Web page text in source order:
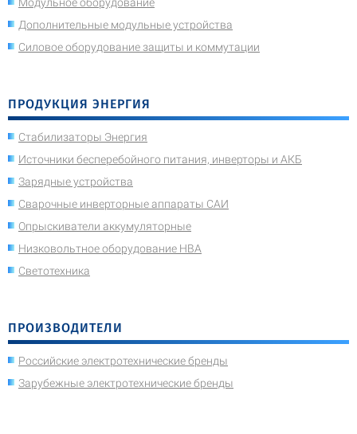
Модульное оборудование
Дополнительные модульные устройства
Силовое оборудование защиты и коммутации
ПРОДУКЦИЯ ЭНЕРГИЯ
Стабилизаторы Энергия
Источники бесперебойного питания, инверторы и АКБ
Зарядные устройства
Сварочные инверторные аппараты САИ
Опрыскиватели аккумуляторные
Низковольтное оборудование НВА
Светотехника
ПРОИЗВОДИТЕЛИ
Российские электротехнические бренды
Зарубежные электротехнические бренды